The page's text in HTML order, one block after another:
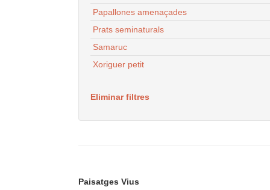
Papallones amenaçades
Prats seminaturals
Samaruc
Xoriguer petit
Eliminar filtres
Paisatges Vius